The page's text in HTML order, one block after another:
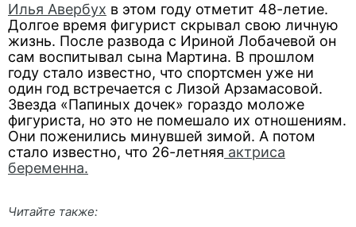
Илья Авербух в этом году отметит 48-летие.
Долгое время фигурист скрывал свою личную
жизнь. После развода с Ириной Лобачевой он
сам воспитывал сына Мартина. В прошлом
году стало известно, что спортсмен уже ни
один год встречается с Лизой Арзамасовой.
Звезда «Папиных дочек» гораздо моложе
фигуриста, но это не помешало их отношениям.
Они поженились минувшей зимой. А потом
стало известно, что 26-летняя актриса
беременна.
Читайте также: